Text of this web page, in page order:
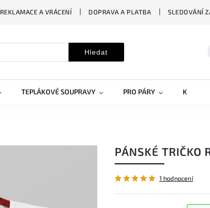
REKLAMACE A VRÁCENÍ DOPRAVA A PLATBA SLEDOVÁNÍ
Hledat
TEPLÁKOVÉ SOUPRAVY PRO PÁRY KRYTY
PÁNSKÉ TRIČKO
1 hodnocení